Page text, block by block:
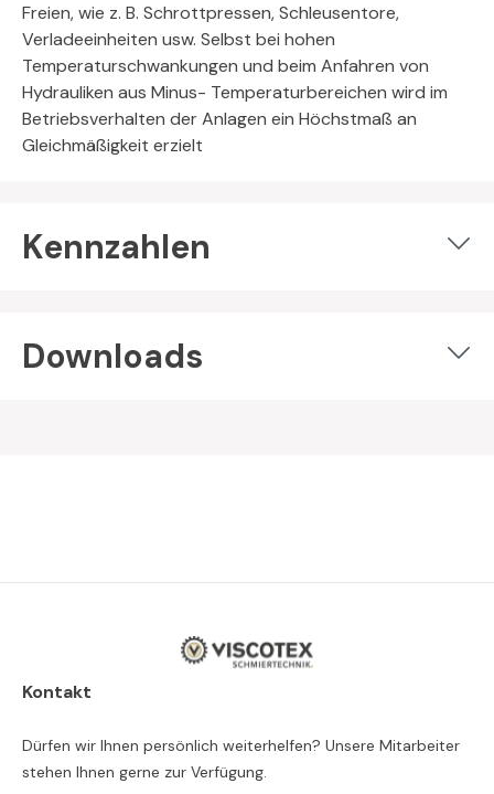
Freien, wie z. B. Schrottpressen, Schleusentore,
Verladeeinheiten usw. Selbst bei hohen
Temperaturschwankungen und beim Anfahren von
Hydrauliken aus Minus- Temperaturbereichen wird im
Betriebsverhalten der Anlagen ein Höchstmaß an
Gleichmäßigkeit erzielt
Kennzahlen
Downloads
Kontakt
Dürfen wir Ihnen persönlich weiterhelfen? Unsere Mitarbeiter
stehen Ihnen gerne zur Verfügung.